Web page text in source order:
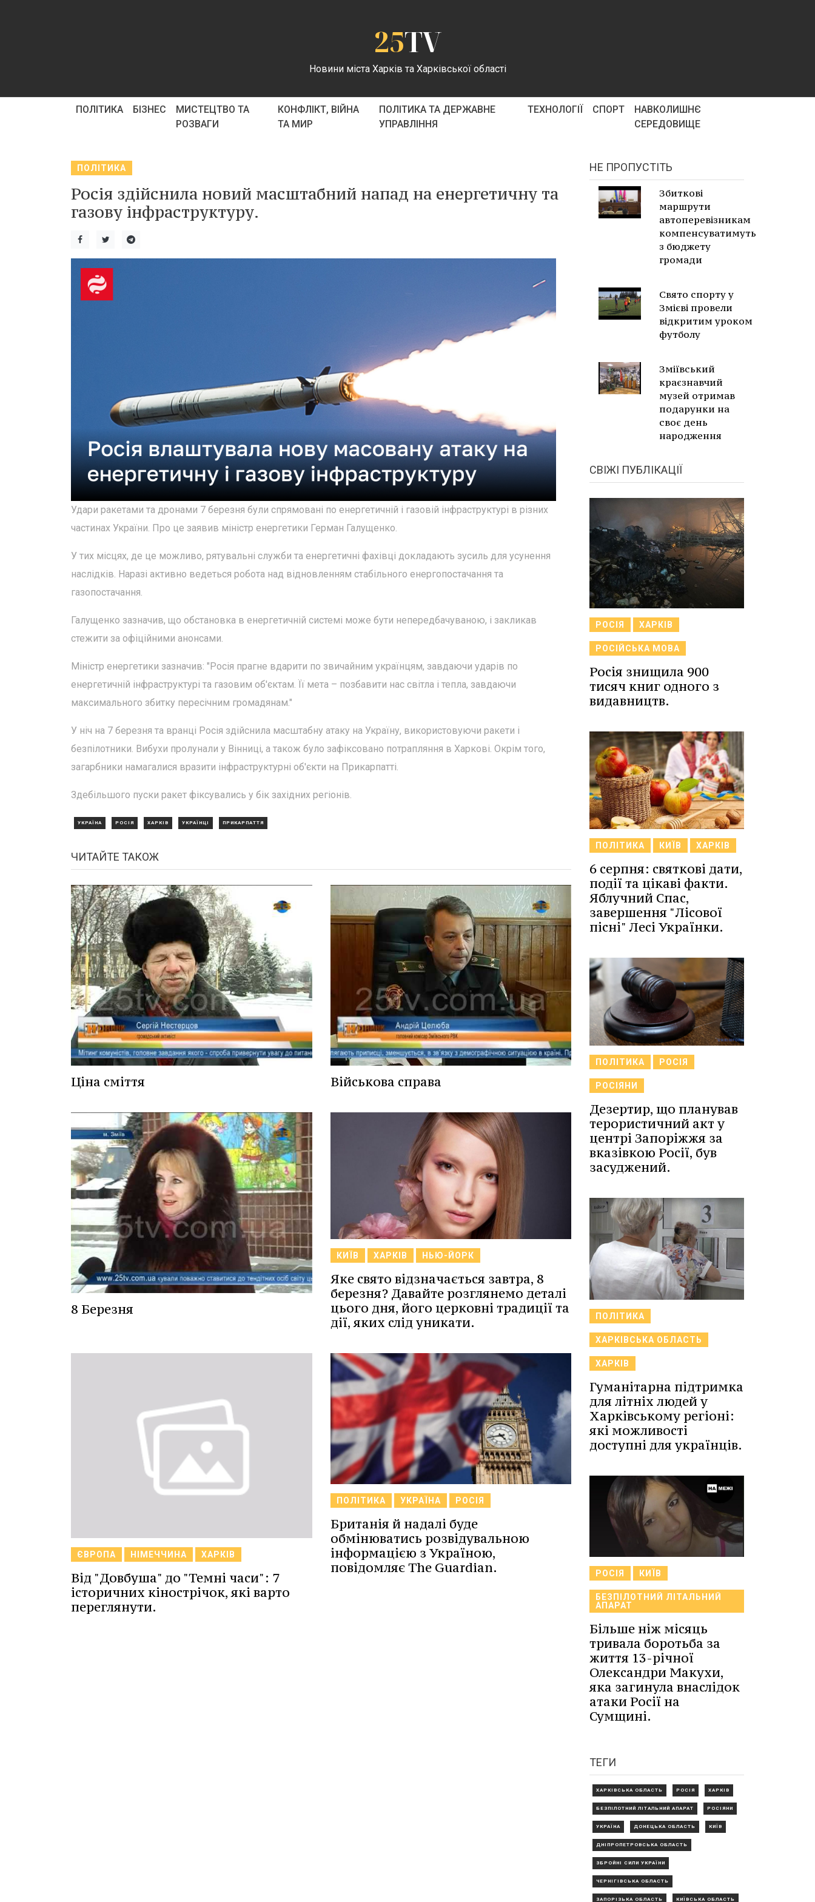
25TV
Новини міста Харків та Харківської області
ПОЛІТИКА БІЗНЕС
МИСТЕЦТВО ТА
РОЗВАГИ
КОНФЛІКТ, ВІЙНА
ТА МИР
ПОЛІТИКА ТА ДЕРЖАВНЕ
УПРАВЛІННЯ
ТЕХНОЛОГІЇ СПОРТ
НАВКОЛИШНЄ
СЕРЕДОВИЩЕ
ПОЛІТИКА
Росія здійснила новий масштабний напад на енергетичну та
газову інфраструктуру.
Удари ракетами та дронами 7 березня були спрямовані по енергетичній і газовій інфраструктурі в різних
частинах України. Про це заявив міністр енергетики Герман Галущенко.
У тих місцях, де це можливо, рятувальні служби та енергетичні фахівці докладають зусиль для усунення
наслідків. Наразі активно ведеться робота над відновленням стабільного енергопостачання та
газопостачання.
Галущенко зазначив, що обстановка в енергетичній системі може бути непередбачуваною, і закликав
стежити за офіційними анонсами.
Міністр енергетики зазначив: "Росія прагне вдарити по звичайним українцям, завдаючи ударів по
енергетичній інфраструктурі та газовим об'єктам. Її мета – позбавити нас світла і тепла, завдаючи
максимального збитку пересічним громадянам."
У ніч на 7 березня та вранці Росія здійснила масштабну атаку на Україну, використовуючи ракети і
безпілотники. Вибухи пролунали у Вінниці, а також було зафіксовано потрапляння в Харкові. Окрім того,
загарбники намагалися вразити інфраструктурні об'єкти на Прикарпатті.
Здебільшого пуски ракет фіксувались у бік західних регіонів.
УКРАЇНА РОСІЯ ХАРКІВ УКРАЇНЦІ ПРИКАРПАТТЯ
ЧИТАЙТЕ ТАКОЖ
Ціна сміття Військова справа
8 Березня
КИЇВ ХАРКІВ НЬЮ-ЙОРК
Яке свято відзначається завтра, 8
березня? Давайте розглянемо деталі
цього дня, його церковні традиції та
дії, яких слід уникати.
ЄВРОПА НІМЕЧЧИНА ХАРКІВ
Від "Довбуша" до "Темні часи": 7
історичних кінострічок, які варто
переглянути.
ПОЛІТИКА УКРАЇНА РОСІЯ
Британія й надалі буде
обмінюватись розвідувальною
інформацією з Україною,
повідомляє The Guardian.
НЕ ПРОПУСТІТЬ
Збиткові
маршрути
автоперевізникам
компенсуватимуть
з бюджету
громади
Свято спорту у
Змієві провели
відкритим уроком
футболу
Зміївський
краєзнавчий
музей отримав
подарунки на
своє день
народження
СВІЖІ ПУБЛІКАЦІЇ
РОСІЯ ХАРКІВ
РОСІЙСЬКА МОВА
Росія знищила 900
тисяч книг одного з
видавництв.
ПОЛІТИКА КИЇВ ХАРКІВ
6 серпня: святкові дати,
події та цікаві факти.
Яблучний Спас,
завершення "Лісової
пісні" Лесі Українки.
ПОЛІТИКА РОСІЯ
РОСІЯНИ
Дезертир, що планував
терористичний акт у
центрі Запоріжжя за
вказівкою Росії, був
засуджений.
ПОЛІТИКА
ХАРКІВСЬКА ОБЛАСТЬ
ХАРКІВ
Гуманітарна підтримка
для літніх людей у
Харківському регіоні:
які можливості
доступні для українців.
РОСІЯ КИЇВ
БЕЗПІЛОТНИЙ ЛІТАЛЬНИЙ
АПАРАТ
Більше ніж місяць
тривала боротьба за
життя 13-річної
Олександри Макухи,
яка загинула внаслідок
атаки Росії на
Сумщині.
ТЕГИ
ХАРКІВСЬКА ОБЛАСТЬ РОСІЯ ХАРКІВ
БЕЗПІЛОТНИЙ ЛІТАЛЬНИЙ АПАРАТ РОСІЯНИ
УКРАЇНА ДОНЕЦЬКА ОБЛАСТЬ КИЇВ
ДНІПРОПЕТРОВСЬКА ОБЛАСТЬ
ЗБРОЙНІ СИЛИ УКРАЇНИ
ЧЕРНІГІВСЬКА ОБЛАСТЬ
ЗАПОРІЗЬКА ОБЛАСТЬ КИЇВСЬКА ОБЛАСТЬ